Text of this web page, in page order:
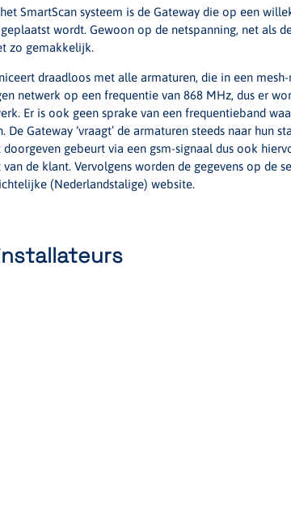
SmartScan systeem is de Gateway die op een
wordt. Gewoon op de netspanning, net als
zo gemakkelijk.
draadloos met alle armaturen, die in een
netwerk op een frequentie van 868 MHz, dus er
Er is ook geen sprake van een frequentieband
De Gateway ‘vraagt’ de armaturen steeds naar hun
doorgeven gebeurt via een gsm-signaal dus ook
de klant. Vervolgens worden de gegevens op de
(Nederlandstalige) website.